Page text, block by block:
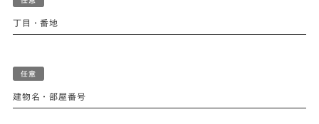
丁目・番地
建物名・部屋番号